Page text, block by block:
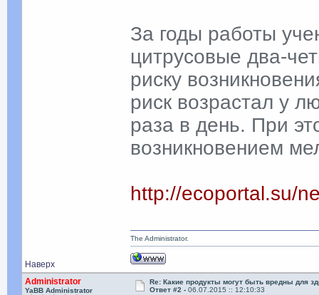
За годы работы
цитрусовые два-
риску
риск возрастал у
раза в день. При
возникновением
http://ecoportal.su/
Наверх
The Administrator.
Administrator
YaBB Administrator
Re: Какие продукты могут быть вредны для
Ответ #2 -06.07.2015 :: 12:10:33